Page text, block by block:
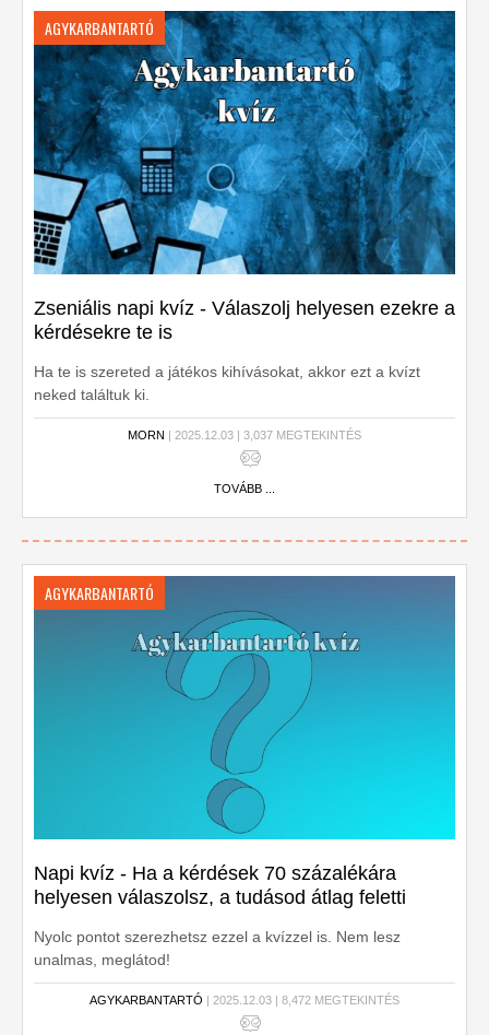
AGYKARBANTARTÓ
Zseniális napi kvíz - Válaszolj helyesen ezekre a
kérdésekre te is
Ha te is szereted a játékos kihívásokat, akkor ezt a kvízt
neked találtuk ki.
MORN | 2025.12.03 | 3,037 MEGTEKINTÉS
TOVÁBB ...
AGYKARBANTARTÓ
Napi kvíz - Ha a kérdések 70 százalékára
helyesen válaszolsz, a tudásod átlag feletti
Nyolc pontot szerezhetsz ezzel a kvízzel is. Nem lesz
unalmas, meglátod!
AGYKARBANTARTÓ | 2025.12.03 | 8,472 MEGTEKINTÉS